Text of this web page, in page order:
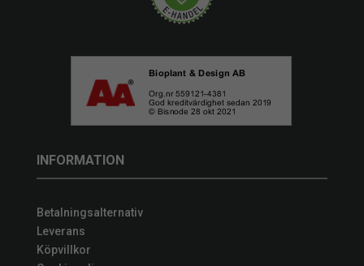
INFORMATION
Betalningsalternativ
Leverans
Köpvillkor